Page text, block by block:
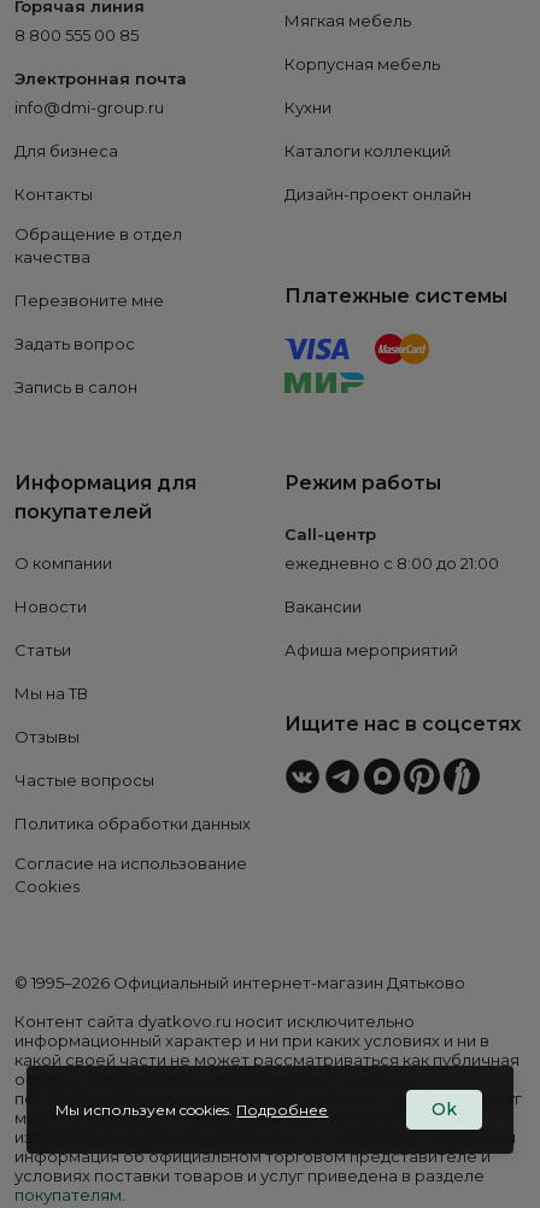
Горячая линия
8 800 555 00 85
Электронная почта
info@dmi-group.ru
Для бизнеса
Контакты
Обращение в отдел
качества
Перезвоните мне
Задать вопрос
Запись в салон
Мягкая мебель
Корпусная мебель
Кухни
Каталоги коллекций
Дизайн-проект онлайн
Платежные системы
Информация для
покупателей
О компании
Новости
Статьи
Мы на ТВ
Отзывы
Частые вопросы
Политика обработки данных
Согласие на использование
Cookies
Режим работы
Call-центр
ежедневно с 8:00 до 21:00
Вакансии
Афиша мероприятий
Ищите нас в соцсетях
© 1995–2026 Официальный интернет-магазин Дятьково
Контент сайта dyatkovo.ru носит исключительно
информационный характер и ни при каких условиях и ни в
какой своей части не может рассматриваться как публичная
оферта. Внешний вид, комплектация и стоимость
поставляемой продукции, а также перечень сервисных услуг
могут отличаться от представленных на сайте. Цены на
изделия варьируются в зависимости от региона. Подробная
информация об официальном торговом представителе и
условиях поставки товаров и услуг приведена в разделе
покупателям.
Мы используем cookies. Подробнее Ok